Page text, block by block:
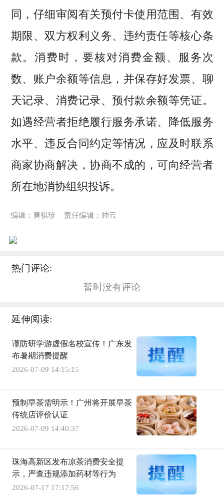
同，仔细审阅有关预付卡使用范围、有效
期限、双方权利义务、违约责任等核心条
款。消费时，要核对消费金额、服务次
数、账户余额等信息，并保存好发票、聊
天记录、消费记录、预付款余额等凭证。
如遇经营者拒绝履行服务承诺、降低服务
水平、违反合同约定等情况，应及时联系
商家协商解决，协商不成的，可向经营者
所在地消协组织投诉。
编辑：唐祺珍 责任编辑：帅云
热门评论:
暂时没有评论
延伸阅读:
谨防研学游虚假名校宣传！广东发
布暑期消费提醒
2026-07-09 14:15:15
预制早茶需明示！广州将开展早茶
传统店评价认证
2026-07-09 14:40:37
珠海高新区发布凉茶消费安全提
示，严查违规添加药材等行为
2026-07-17 17:17:56